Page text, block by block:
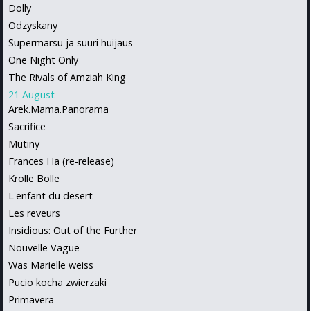
Dolly
Odzyskany
Supermarsu ja suuri huijaus
One Night Only
The Rivals of Amziah King
21 August
Arek.Mama.Panorama
Sacrifice
Mutiny
Frances Ha (re-release)
Krolle Bolle
L'enfant du desert
Les reveurs
Insidious: Out of the Further
Nouvelle Vague
Was Marielle weiss
Pucio kocha zwierzaki
Primavera